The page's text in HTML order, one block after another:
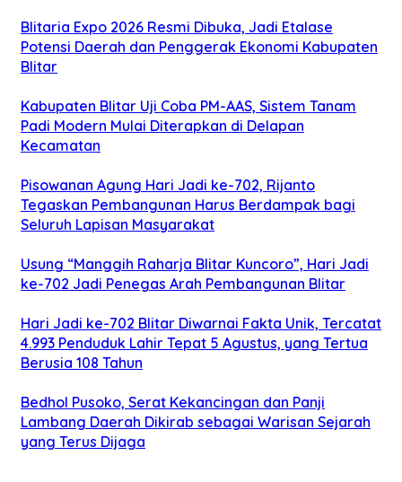
Blitaria Expo 2026 Resmi Dibuka, Jadi Etalase
Potensi Daerah dan Penggerak Ekonomi Kabupaten
Blitar
Kabupaten Blitar Uji Coba PM-AAS, Sistem Tanam
Padi Modern Mulai Diterapkan di Delapan
Kecamatan
Pisowanan Agung Hari Jadi ke-702, Rijanto
Tegaskan Pembangunan Harus Berdampak bagi
Seluruh Lapisan Masyarakat
Usung “Manggih Raharja Blitar Kuncoro”, Hari Jadi
ke-702 Jadi Penegas Arah Pembangunan Blitar
Hari Jadi ke-702 Blitar Diwarnai Fakta Unik, Tercatat
4.993 Penduduk Lahir Tepat 5 Agustus, yang Tertua
Berusia 108 Tahun
Bedhol Pusoko, Serat Kekancingan dan Panji
Lambang Daerah Dikirab sebagai Warisan Sejarah
yang Terus Dijaga